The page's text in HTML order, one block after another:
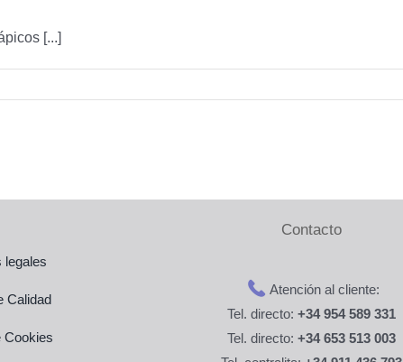
[...]
legales
Calidad
Cookies
Contacto
Atención al cliente:
Tel. directo:+34 954 589 331
Tel. directo:+34 653 513 003